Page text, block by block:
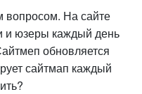
вопросом. На сайте
и юзеры каждый день
обновляется
сайтмап каждый